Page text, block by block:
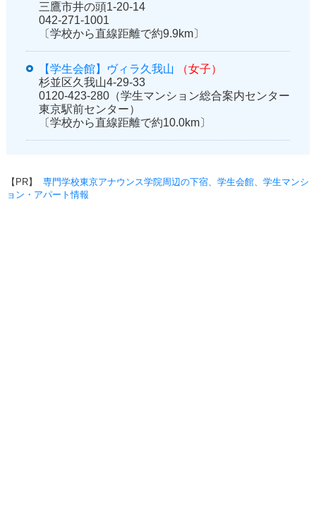
三鷹市井の頭1-20-14
042-271-1001
〔学校から直線距離で約9.9km〕
【学生会館】ヴィラ久我山
（女子）
杉並区久我山4-29-33
0120-423-280（学生マンション総合案内センター
東京駅前センター）
〔学校から直線距離で約10.0km〕
【PR】 専門学校東京アナウンス学院周辺の下宿、学生会館、学生マンシ
ョン・アパート情報